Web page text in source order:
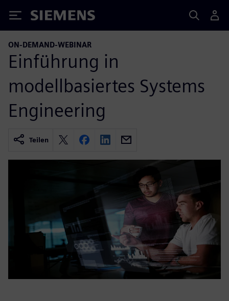
Siemens
ON-DEMAND-WEBINAR
Einführung in
modellbasiertes Systems
Engineering
Teilen